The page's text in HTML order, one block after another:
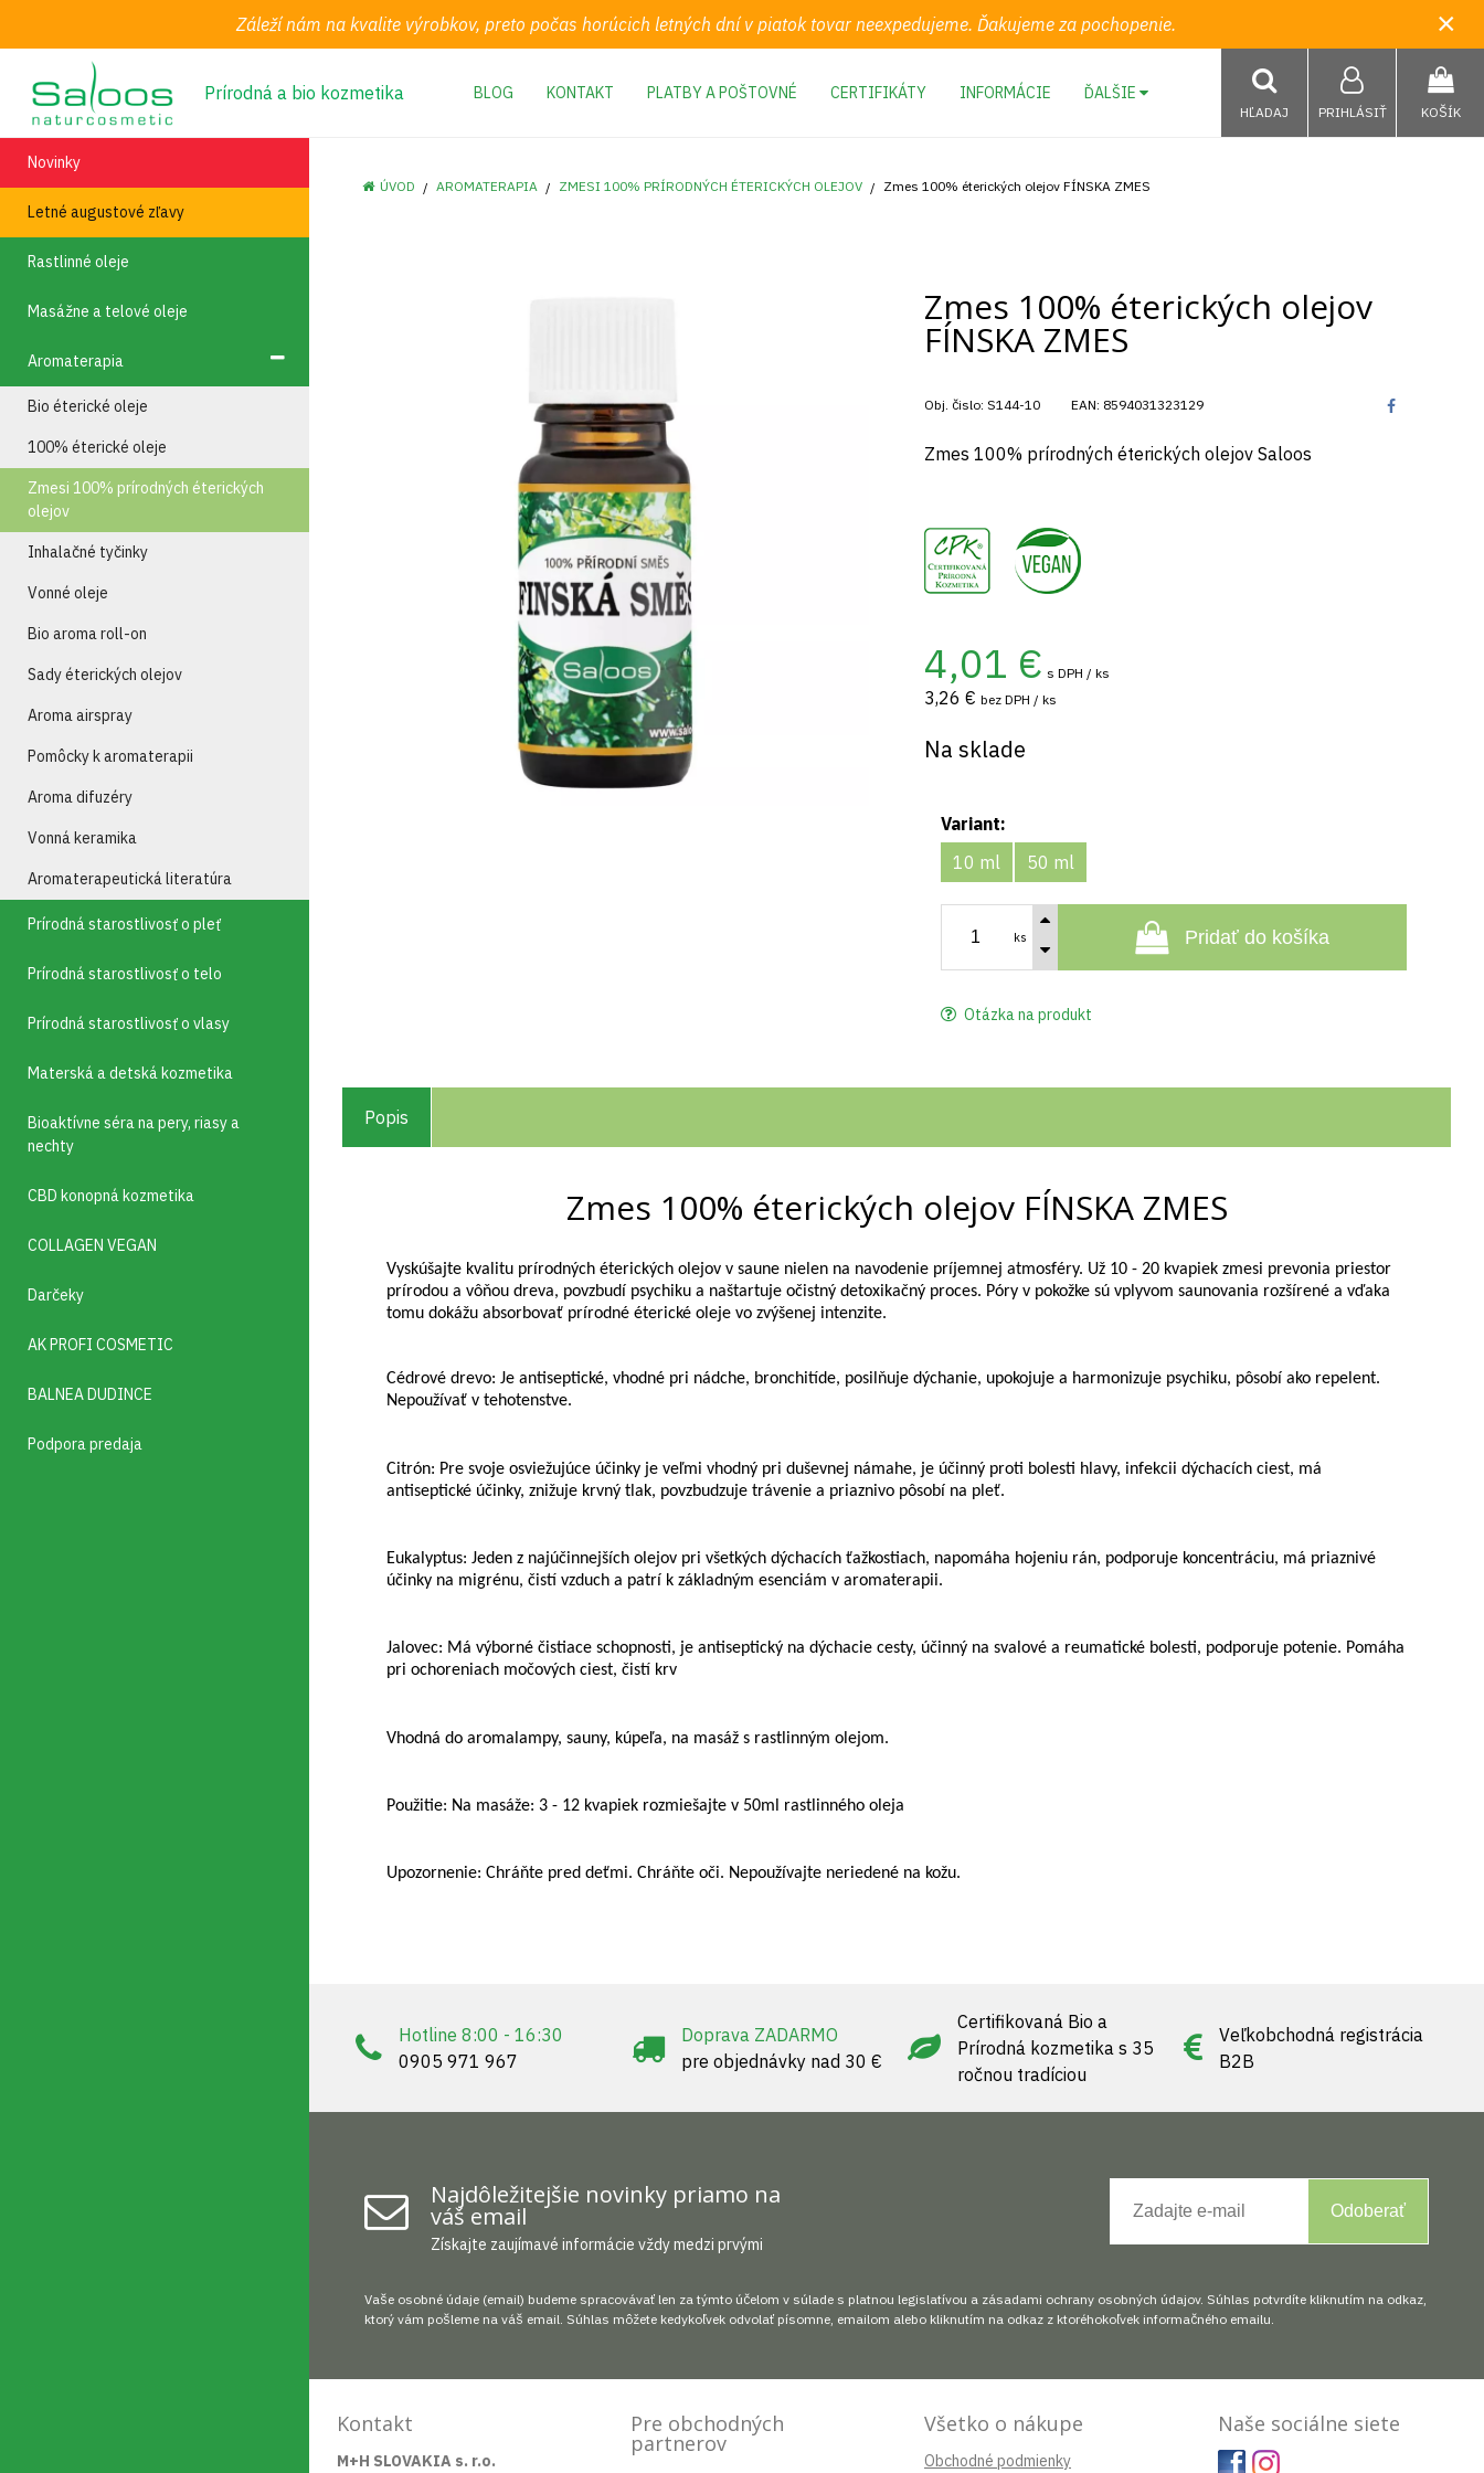
Záleží nám na kvalite výrobkov, preto počas horúcich letných dní v piatok tovar neexpedujeme. Ďakujeme za pochopenie. ×
Prírodná a bio kozmetika BLOG KONTAKT PLATBY A POŠTOVNÉ CERTIFIKÁTY INFORMÁCIE ĎALŠIE
KOŠÍK
PRIHLÁSIŤ
HĽADAJ
Novinky
Letné augustové zľavy
Rastlinné oleje
Masážne a telové oleje
Aromaterapia
Bio éterické oleje
100% éterické oleje
Zmesi 100% prírodných éterických
olejov
Inhalačné tyčinky
Vonné oleje
Bio aroma roll-on
Sady éterických olejov
Aroma airspray
Pomôcky k aromaterapii
Aroma difuzéry
Vonná keramika
Aromaterapeutická literatúra
Prírodná starostlivosť o pleť
Prírodná starostlivosť o telo
Prírodná starostlivosť o vlasy
Materská a detská kozmetika
Bioaktívne séra na pery, riasy a
nechty
CBD konopná kozmetika
COLLAGEN VEGAN
Darčeky
AK PROFI COSMETIC
BALNEA DUDINCE
Podpora predaja
ÚVOD AROMATERAPIA ZMESI 100% PRÍRODNÝCH ÉTERICKÝCH OLEJOV Zmes 100% éterických olejov FÍNSKA ZMES
Zmes 100% éterických olejov
FÍNSKA ZMES
Obj. čislo: S144-10 EAN: 8594031323129
Zmes 100% prírodných éterických olejov Saloos
4,01 € s DPH / ks
3,26 € bez DPH / ks
Na sklade
Variant:
10 ml
50 ml
ks Pridať do košíka
Otázka na produkt
Popis
Zmes 100% éterických olejov FÍNSKA ZMES
Vyskúšajte kvalitu prírodných éterických olejov v saune nielen na navodenie príjemnej atmosféry. Už 10 - 20 kvapiek zmesi prevonia priestor
prírodou a vôňou dreva, povzbudí psychiku a naštartuje očistný detoxikačný proces. Póry v pokožke sú vplyvom saunovania rozšírené a vďaka
tomu dokážu absorbovať prírodné éterické oleje vo zvýšenej intenzite.
Cédrové drevo: Je antiseptické, vhodné pri nádche, bronchitíde, posilňuje dýchanie, upokojuje a harmonizuje psychiku, pôsobí ako repelent.
Nepoužívať v tehotenstve.
Citrón: Pre svoje osviežujúce účinky je veľmi vhodný pri duševnej námahe, je účinný proti bolesti hlavy, infekcii dýchacích ciest, má
antiseptické účinky, znižuje krvný tlak, povzbudzuje trávenie a priaznivo pôsobí na pleť.
Eukalyptus: Jeden z najúčinnejších olejov pri všetkých dýchacích ťažkostiach, napomáha hojeniu rán, podporuje koncentráciu, má priaznivé
účinky na migrénu, čistí vzduch a patrí k základným esenciám v aromaterapii.
Jalovec: Má výborné čistiace schopnosti, je antiseptický na dýchacie cesty, účinný na svalové a reumatické bolesti, podporuje potenie. Pomáha
pri ochoreniach močových ciest, čistí krv
Vhodná do aromalampy, sauny, kúpeľa, na masáž s rastlinným olejom.
Použitie: Na masáže: 3 - 12 kvapiek rozmiešajte v 50ml rastlinného oleja
Upozornenie: Chráňte pred deťmi. Chráňte oči. Nepoužívajte neriedené na kožu.
Hotline 8:00 - 16:30
0905 971 967
Doprava ZADARMO
pre objednávky nad 30 €
Certifikovaná Bio a
Prírodná kozmetika s 35
ročnou tradíciou
Veľkobchodná registrácia
B2B
Najdôležitejšie novinky priamo na
váš email
Získajte zaujímavé informácie vždy medzi prvými
Odoberať
Vaše osobné údaje (email) budeme spracovávať len za týmto účelom v súlade s platnou legislatívou a zásadami ochrany osobných údajov. Súhlas potvrdíte kliknutím na odkaz,
ktorý vám pošleme na váš email. Súhlas môžete kedykoľvek odvolať písomne, emailom alebo kliknutím na odkaz z ktoréhokoľvek informačného emailu.
Kontakt
M+H SLOVAKIA s. r.o.
Pre obchodných
partnerov
Všetko o nákupe
Obchodné podmienky
Naše sociálne siete